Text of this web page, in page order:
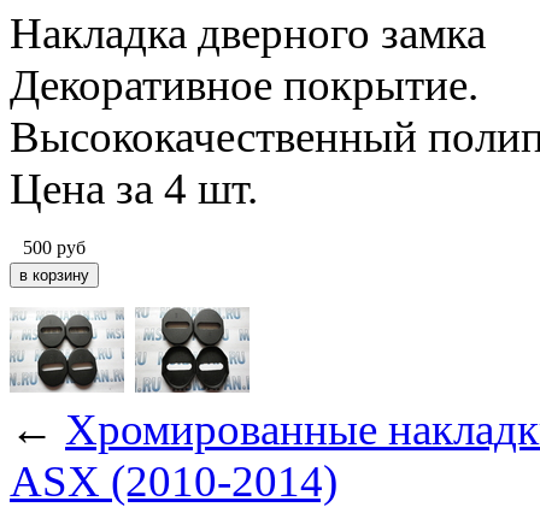
Накладка дверного замка
Декоративное покрытие.
Высококачественный
Цена за 4 шт.
500 руб
← Хромированные
ASX (2010-2014)